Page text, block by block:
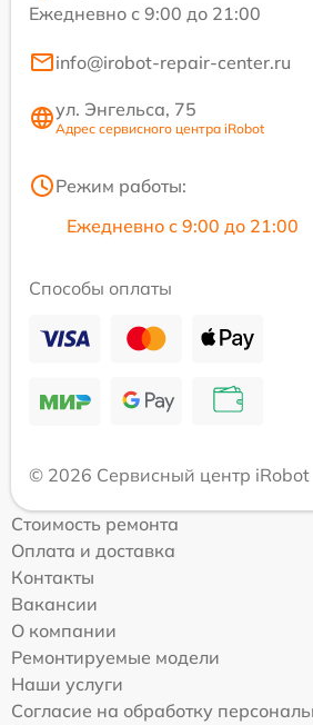
Ежедневно с 9:00 до 21:00
info@irobot-repair-center.ru
ул. Энгельса, 75
Адрес сервисного центра iRobot
Режим работы:
Ежедневно с 9:00 до 21:00
Способы оплаты
© 2026 Сервисный центр iRobot
Стоимость ремонта
Оплата и доставка
Контакты
Вакансии
О компании
Ремонтируемые модели
Наши услуги
Согласие на обработку